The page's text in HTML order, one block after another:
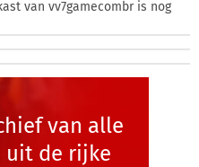
van vv7gamecombr is nog
van alle
uit de rijke